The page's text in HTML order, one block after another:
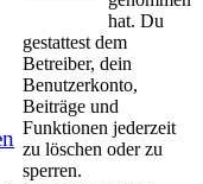
hat. Du
gestattest dem
Betreiber, dein
Benutzerkonto,
Beiträge und
Funktionen jederzeit
zu löschen oder zu
sperren.